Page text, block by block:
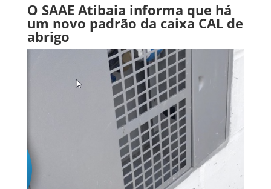
O SAAE Atibaia informa que há
um novo padrão da caixa CAL de
abrigo